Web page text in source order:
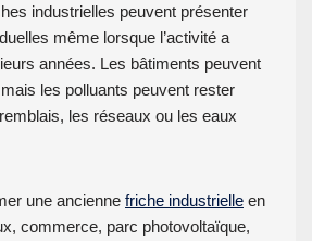
industrielles peuvent présenter
même lorsque l’activité a
années. Les bâtiments peuvent
les polluants peuvent rester
les réseaux ou les eaux
une ancienne friche industrielle en
commerce, parc photovoltaïque,